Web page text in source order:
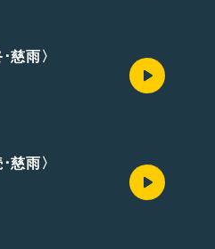
雨〉
雨〉